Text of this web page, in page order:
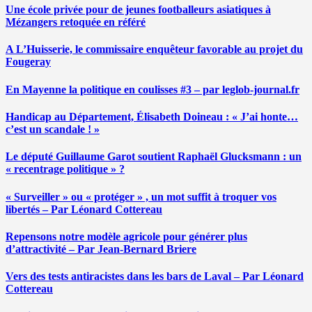
Une école privée pour de jeunes footballeurs asiatiques à
Mézangers retoquée en référé
A L’Huisserie, le commissaire enquêteur favorable au projet du
Fougeray
En Mayenne la politique en coulisses #3 – par leglob-journal.fr
Handicap au Département, Élisabeth Doineau : « J’ai honte…
c’est un scandale ! »
Le député Guillaume Garot soutient Raphaël Glucksmann : un
« recentrage politique » ?
« Surveiller » ou « protéger » , un mot suffit à troquer vos
libertés – Par Léonard Cottereau
Repensons notre modèle agricole pour générer plus
d’attractivité – Par Jean-Bernard Briere
Vers des tests antiracistes dans les bars de Laval – Par Léonard
Cottereau